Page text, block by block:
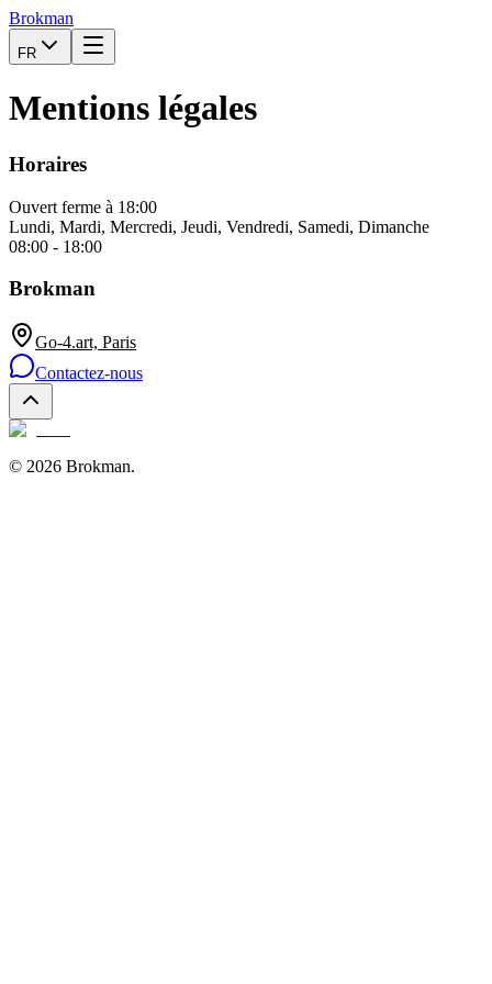
Brokman
FR
Mentions légales
Horaires
Ouvert ferme à 18:00
Lundi, Mardi, Mercredi, Jeudi, Vendredi, Samedi, Dimanche
08:00 - 18:00
Brokman
Go-4.art, Paris
Contactez-nous
© 2026 Brokman.